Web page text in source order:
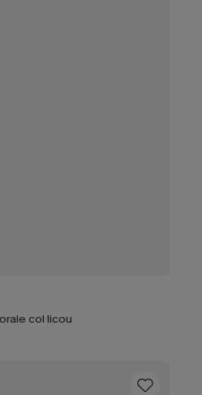
col licou